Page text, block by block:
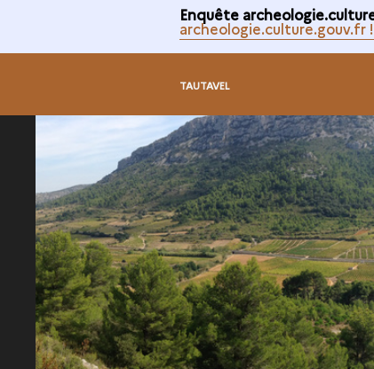
Enquête
archeologie.culture.gouv.fr !
TAUTAVEL